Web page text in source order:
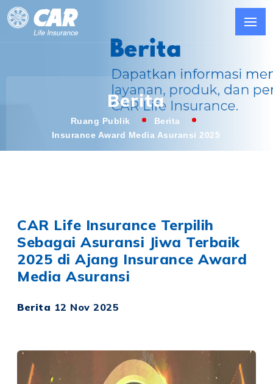
Berita
Ruang Publik
Berita
Insurance Award Media Asuransi 2025
CAR Life Insurance Terpilih
Sebagai Asuransi Jiwa Terbaik
2025 di Ajang Insurance Award
Media Asuransi
Berita 12 Nov 2025